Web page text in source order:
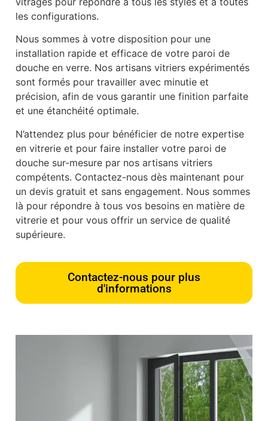
les configurations.
Nous sommes à votre disposition pour une
installation rapide et efficace de votre paroi de
douche en verre. Nos artisans vitriers expérimentés
sont formés pour travailler avec minutie et
précision, afin de vous garantir une finition parfaite
et une étanchéité optimale.
N’attendez plus pour bénéficier de notre expertise
en vitrerie et pour faire installer votre paroi de
douche sur-mesure par nos artisans vitriers
compétents. Contactez-nous dès maintenant pour
un devis gratuit et sans engagement. Nous sommes
là pour répondre à tous vos besoins en matière de
vitrerie et pour vous offrir un service de qualité
supérieure.
Contactez-nous pour plus
d'informations